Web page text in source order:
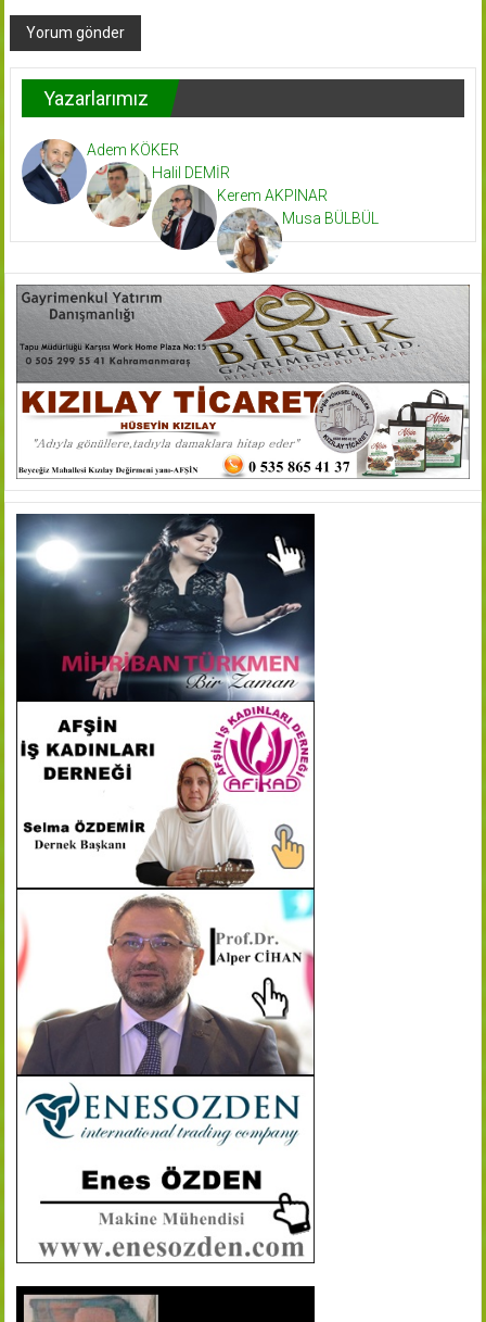
Yazarlarımız
Adem KÖKER
Halil DEMİR
Kerem AKPINAR
Musa BÜLBÜL